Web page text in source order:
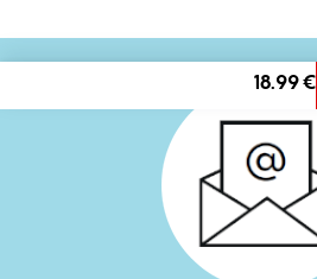
18.99 €